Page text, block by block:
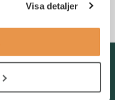
Visa detaljer